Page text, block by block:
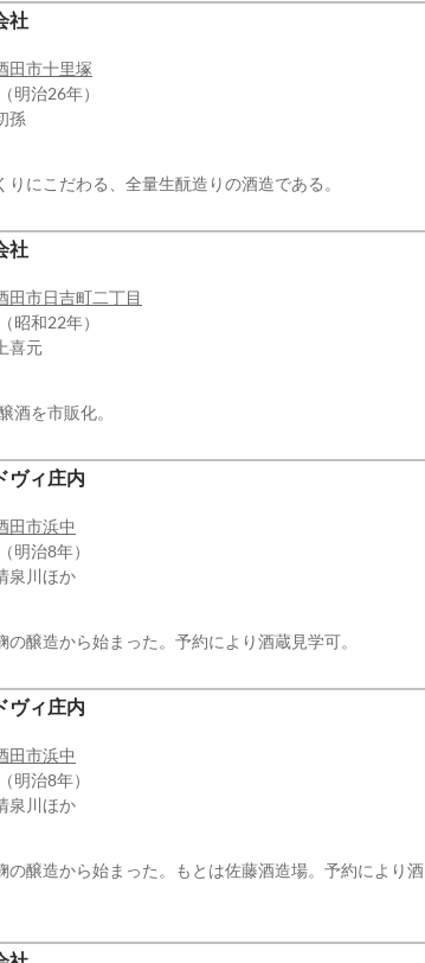
社
田市十里塚
明治26年）
孫
りにこだわる、全量生酛造りの酒造である。
社
田市日吉町二丁目
昭和22年）
喜元
酒を市販化。
ヴィ庄内
田市浜中
明治8年）
泉川ほか
の醸造から始まった。予約により酒蔵見学可。
ヴィ庄内
田市浜中
明治8年）
泉川ほか
の醸造から始まった。もとは佐藤酒造場。予約により酒